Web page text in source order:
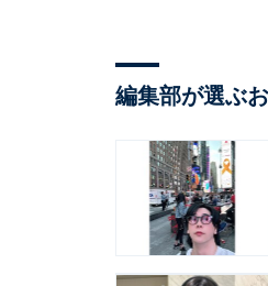
編集部が選ぶ